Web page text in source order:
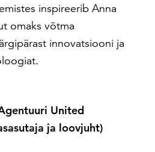
inspireerib Anna
omaks võtma
innovatsiooni ja
United
ja loovjuht)